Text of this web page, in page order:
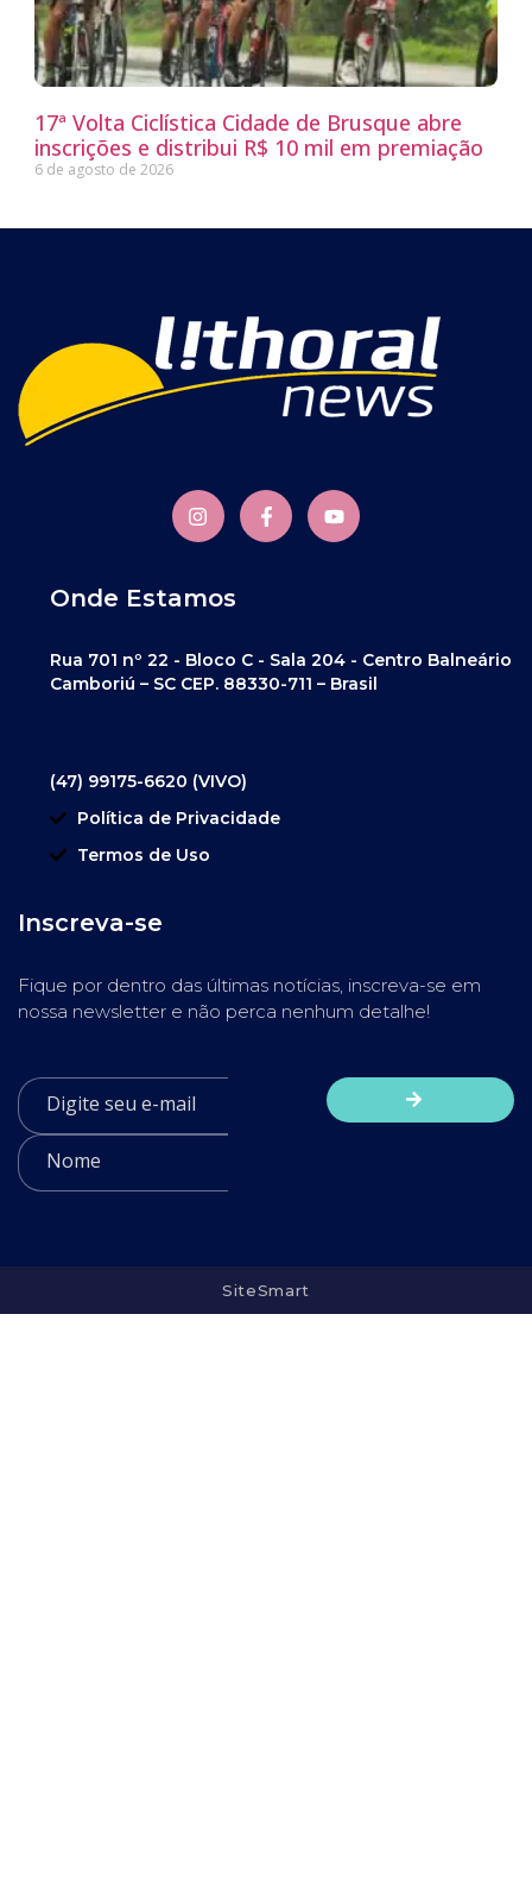
17ª Volta Ciclística Cidade de Brusque abre
inscrições e distribui R$ 10 mil em premiação
6 de agosto de 2026
Onde Estamos
Rua 701 nº 22 - Bloco C - Sala 204 - Centro Balneário
Camboriú – SC CEP. 88330-711 – Brasil
(47) 99175-6620 (VIVO)
Política de Privacidade
Termos de Uso
Inscreva-se
Fique por dentro das últimas notícias, inscreva-se em
nossa newsletter e não perca nenhum detalhe!
SiteSmart